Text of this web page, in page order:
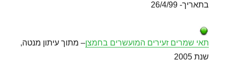
בתאריך- 26/4/99
תאי שמרים זעירים המועשרים בחמצן– מתוך עיתון מנטה,
שנת 2005